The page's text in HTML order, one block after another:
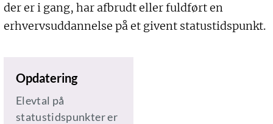
der er i gang, har afbrudt eller fuldført en
erhvervsuddannelse på et givent statustidspunkt.
Opdatering
Elevtal på
statustidspunkter er